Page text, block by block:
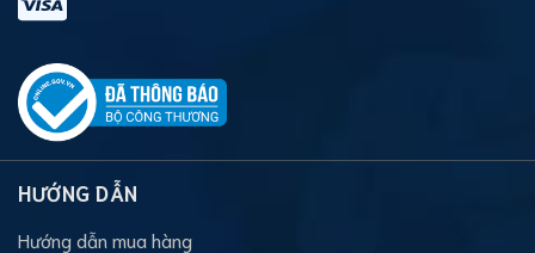
HƯỚNG DẪN
Hướng dẫn mua hàng